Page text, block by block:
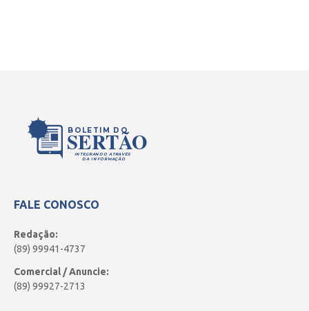
BOLETIM DO
SERTÃO
INTEGRANDO ATRAVÉS
DA INFORMAÇÃO
FALE CONOSCO
Redação:
(89) 99941-4737
Comercial / Anuncie:
(89) 99927-2713